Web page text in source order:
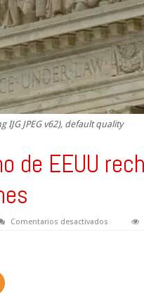
IJG JPEG v62), default quality
de EEUU
Comentarios desactivadosen